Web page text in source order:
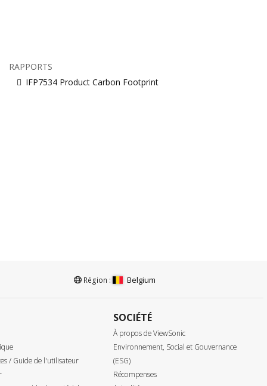
RAPPORTS
IFP7534 Product Carbon Footprint
Région : Belgium
/ Guide de l'utilisateur
SOCIÉTÉ
À propos de ViewSonic
Environnement, Social et Gouvernance
(ESG)
Récompenses